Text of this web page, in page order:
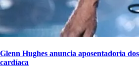
Glenn Hughes anuncia aposentadoria
cardíaca